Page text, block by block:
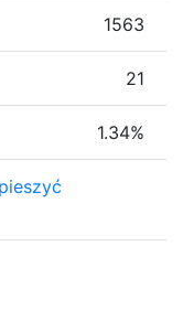
1563
21
1.34%